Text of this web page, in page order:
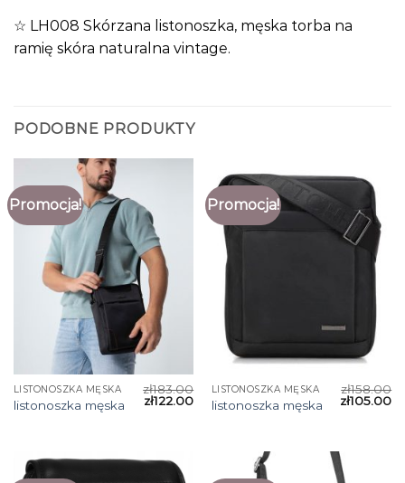
☆ LH008 Skórzana listonoszka, męska torba na
ramię skóra naturalna vintage.
PODOBNE PRODUKTY
Promocja!
LISTONOSZKA MĘSKA
listonoszka męska
zł183.00
zł122.00
Promocja!
LISTONOSZKA MĘSKA
listonoszka męska
zł158.00
zł105.00